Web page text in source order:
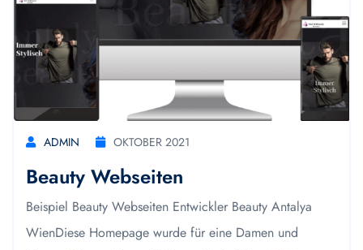
ADMIN OKTOBER 2021
Beauty Webseiten
Beispiel Beauty Webseiten Entwickler Beauty Antalya
WienDiese Homepage wurde für eine Damen und